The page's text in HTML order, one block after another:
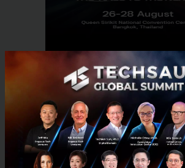
RELATED ARTICLE